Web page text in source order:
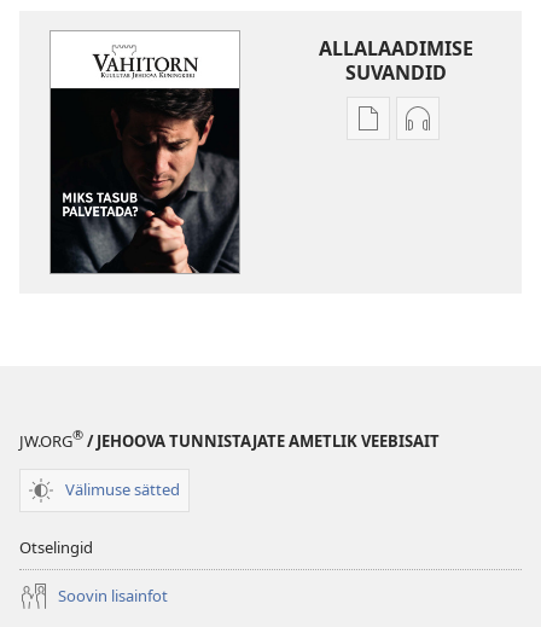
ALLALAADIMISE
SUVANDID
Väljaannete
JW.ORG® / JEHOOVA TUNNISTAJATE AMETLIK VEEBISAIT
Välimuse sätted
Otselingid
Soovin lisainfot